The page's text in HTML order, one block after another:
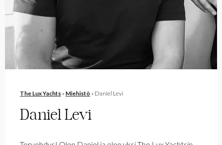
The Lux Yachts » Miehistö » Daniel Levi
Daniel Levi